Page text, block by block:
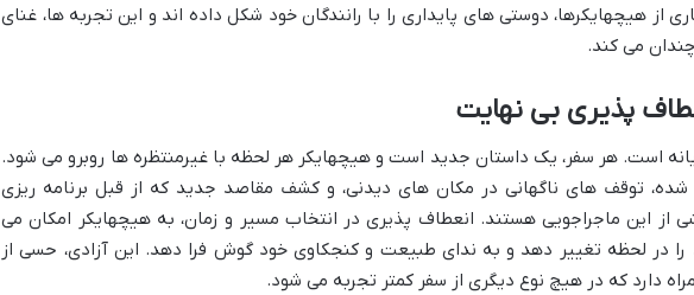
از هیچهایکرها، دوستی های پایداری را با رانندگان خود شکل داده اند و این تجربه ها، غنای
می کند.
پذیری بی نهایت
است. هر سفر، یک داستان جدید است و هیچهایکر هر لحظه با غیرمنتظره ها روبرو می شود.
شده، توقف های ناگهانی در مکان های دیدنی، و کشف مقاصد جدید که از قبل برنامه ریزی
از این ماجراجویی هستند. انعطاف پذیری در انتخاب مسیر و زمان، به هیچهایکر امکان می
را در لحظه تغییر دهد و به ندای طبیعت و کنجکاوی خود گوش فرا دهد. این آزادی، حسی از
دارد که در هیچ نوع دیگری از سفر کمتر تجربه می شود.